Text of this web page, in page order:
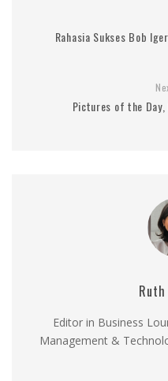
Rahasia Sukses Bob
Pictures of the
Editor in Business
Management &